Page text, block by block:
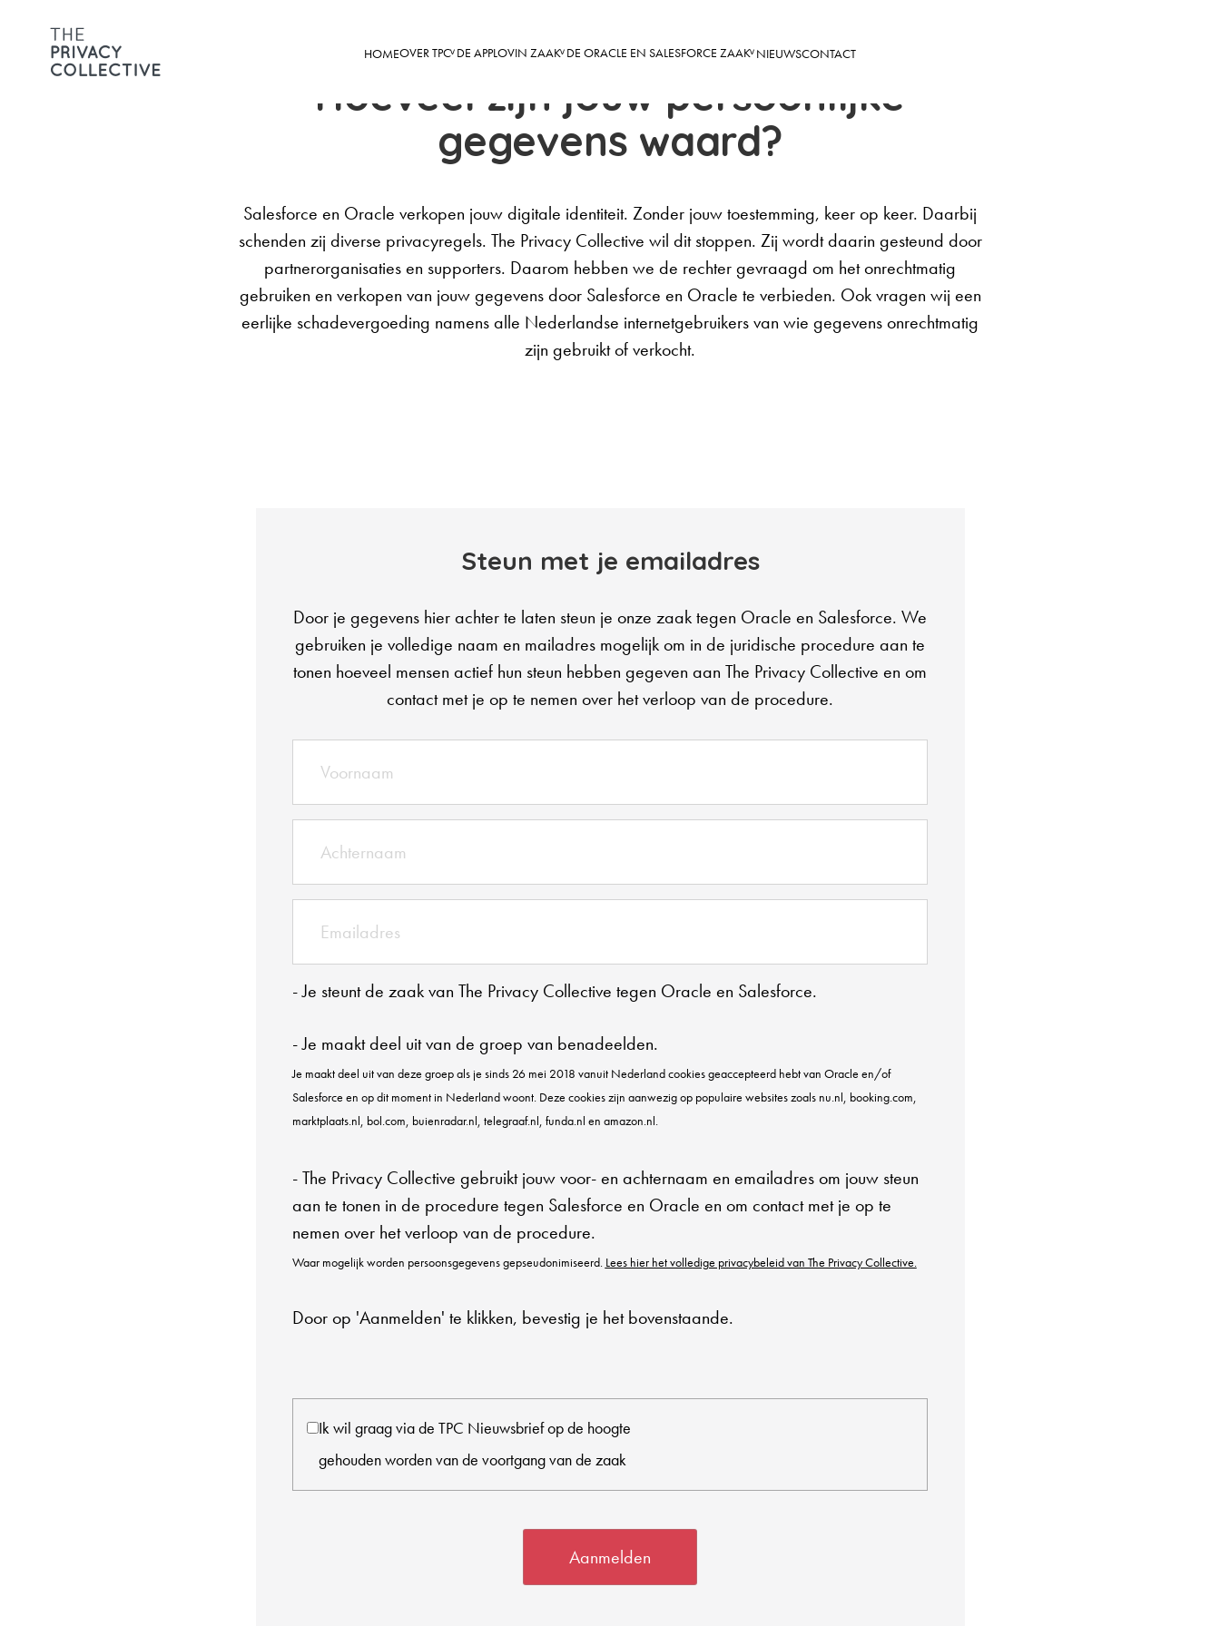
HOMEOVER TPC DE APPLOVIN ZAAK DE ORACLE EN SALESFORCE ZAAK NIEUWSCONTACT
Hoeveel zijn jouw persoonlijke
gegevens waard?
Salesforce en Oracle verkopen jouw digitale identiteit. Zonder jouw toestemming, keer op keer. Daarbij
schenden zij diverse privacyregels. The Privacy Collective wil dit stoppen. Zij wordt daarin gesteund door
partnerorganisaties en supporters. Daarom hebben we de rechter gevraagd om het onrechtmatig
gebruiken en verkopen van jouw gegevens door Salesforce en Oracle te verbieden. Ook vragen wij een
eerlijke schadevergoeding namens alle Nederlandse internetgebruikers van wie gegevens onrechtmatig
zijn gebruikt of verkocht.
Steun met je emailadres
Door je gegevens hier achter te laten steun je onze zaak tegen Oracle en Salesforce. We
gebruiken je volledige naam en mailadres mogelijk om in de juridische procedure aan te
tonen hoeveel mensen actief hun steun hebben gegeven aan The Privacy Collective en om
contact met je op te nemen over het verloop van de procedure.
- Je steunt de zaak van The Privacy Collective tegen Oracle en Salesforce.
- Je maakt deel uit van de groep van benadeelden.
Je maakt deel uit van deze groep als je sinds 26 mei 2018 vanuit Nederland cookies geaccepteerd hebt van Oracle en/of
Salesforce en op dit moment in Nederland woont. Deze cookies zijn aanwezig op populaire websites zoals nu.nl, booking.com,
marktplaats.nl, bol.com, buienradar.nl, telegraaf.nl, funda.nl en amazon.nl.
- The Privacy Collective gebruikt jouw voor- en achternaam en emailadres om jouw steun
aan te tonen in de procedure tegen Salesforce en Oracle en om contact met je op te
nemen over het verloop van de procedure.
Waar mogelijk worden persoonsgegevens gepseudonimiseerd. Lees hier het volledige privacybeleid van The Privacy Collective.
Door op 'Aanmelden' te klikken, bevestig je het bovenstaande.
Ik wil graag via de TPC Nieuwsbrief op de hoogte
gehouden worden van de voortgang van de zaak